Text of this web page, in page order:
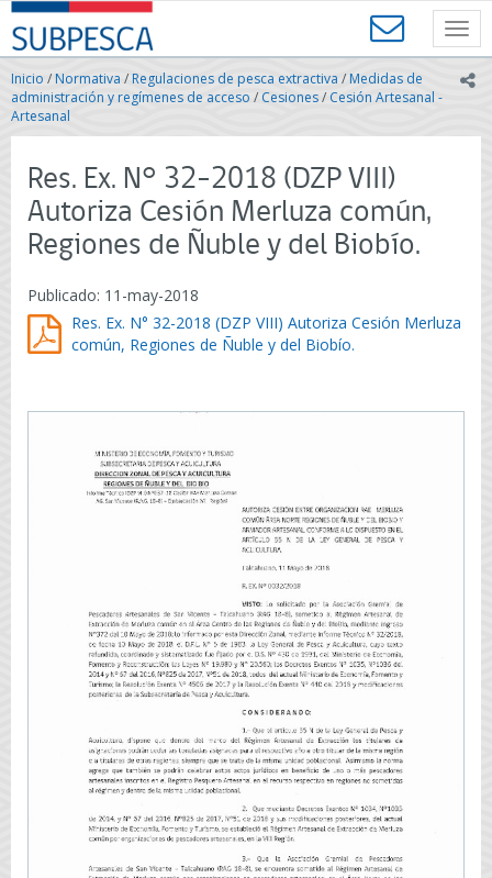
Contenido
principal
SUBPESCA
-
Subsecretaría
de
Pesca
y
Gobierno
de
Chile
Inicio /Normativa / Regulaciones de pesca extractiva / Medidas de
administración y regímenes de acceso / Cesiones/ Cesión Artesanal -
Artesanal
Res. Ex. N° 32-2018 (DZP VIII)
Autoriza Cesión Merluza común,
Regiones de Ñuble y del Biobío.
Publicado: 11-may-2018
Res. Ex. N° 32-2018 (DZP VIII) Autoriza Cesión Merluza
común, Regiones de Ñuble y del Biobío.